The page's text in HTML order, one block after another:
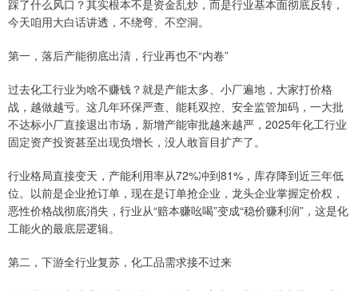
踩了什么风口？其实根本不是资金乱炒，而是行业基本面彻底反转，
今天咱用大白话讲透，不绕弯、不空洞。
第一，落后产能彻底出清，行业再也不“内卷”
过去化工行业为啥不赚钱？就是产能太多、小厂遍地，大家打价格
战，越做越亏。这几年环保严查、能耗双控、安全监管加码，一大批
不达标小厂直接退出市场，新增产能审批越来越严，2025年化工行业
固定资产投资甚至出现负增长，没人敢盲目扩产了。
行业格局直接变天，产能利用率从72%冲到81%，库存降到近三年低
位。以前是企业抢订单，现在是订单抢企业，龙头企业掌握定价权，
恶性价格战彻底消失，行业从“赔本赚吆喝”变成“稳价赚利润”，这是化
工能火的最底层逻辑。
第二，下游全行业复苏，化工品需求接不过来